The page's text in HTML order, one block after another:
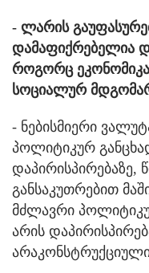
- ლარის
დამაფიქრებელია
როგორც
სოციალურ
- ნებისმიერი
პოლიტიკურ
დაპირისპირებაზე,
განსაკუთრებით
მძლავრი
არის